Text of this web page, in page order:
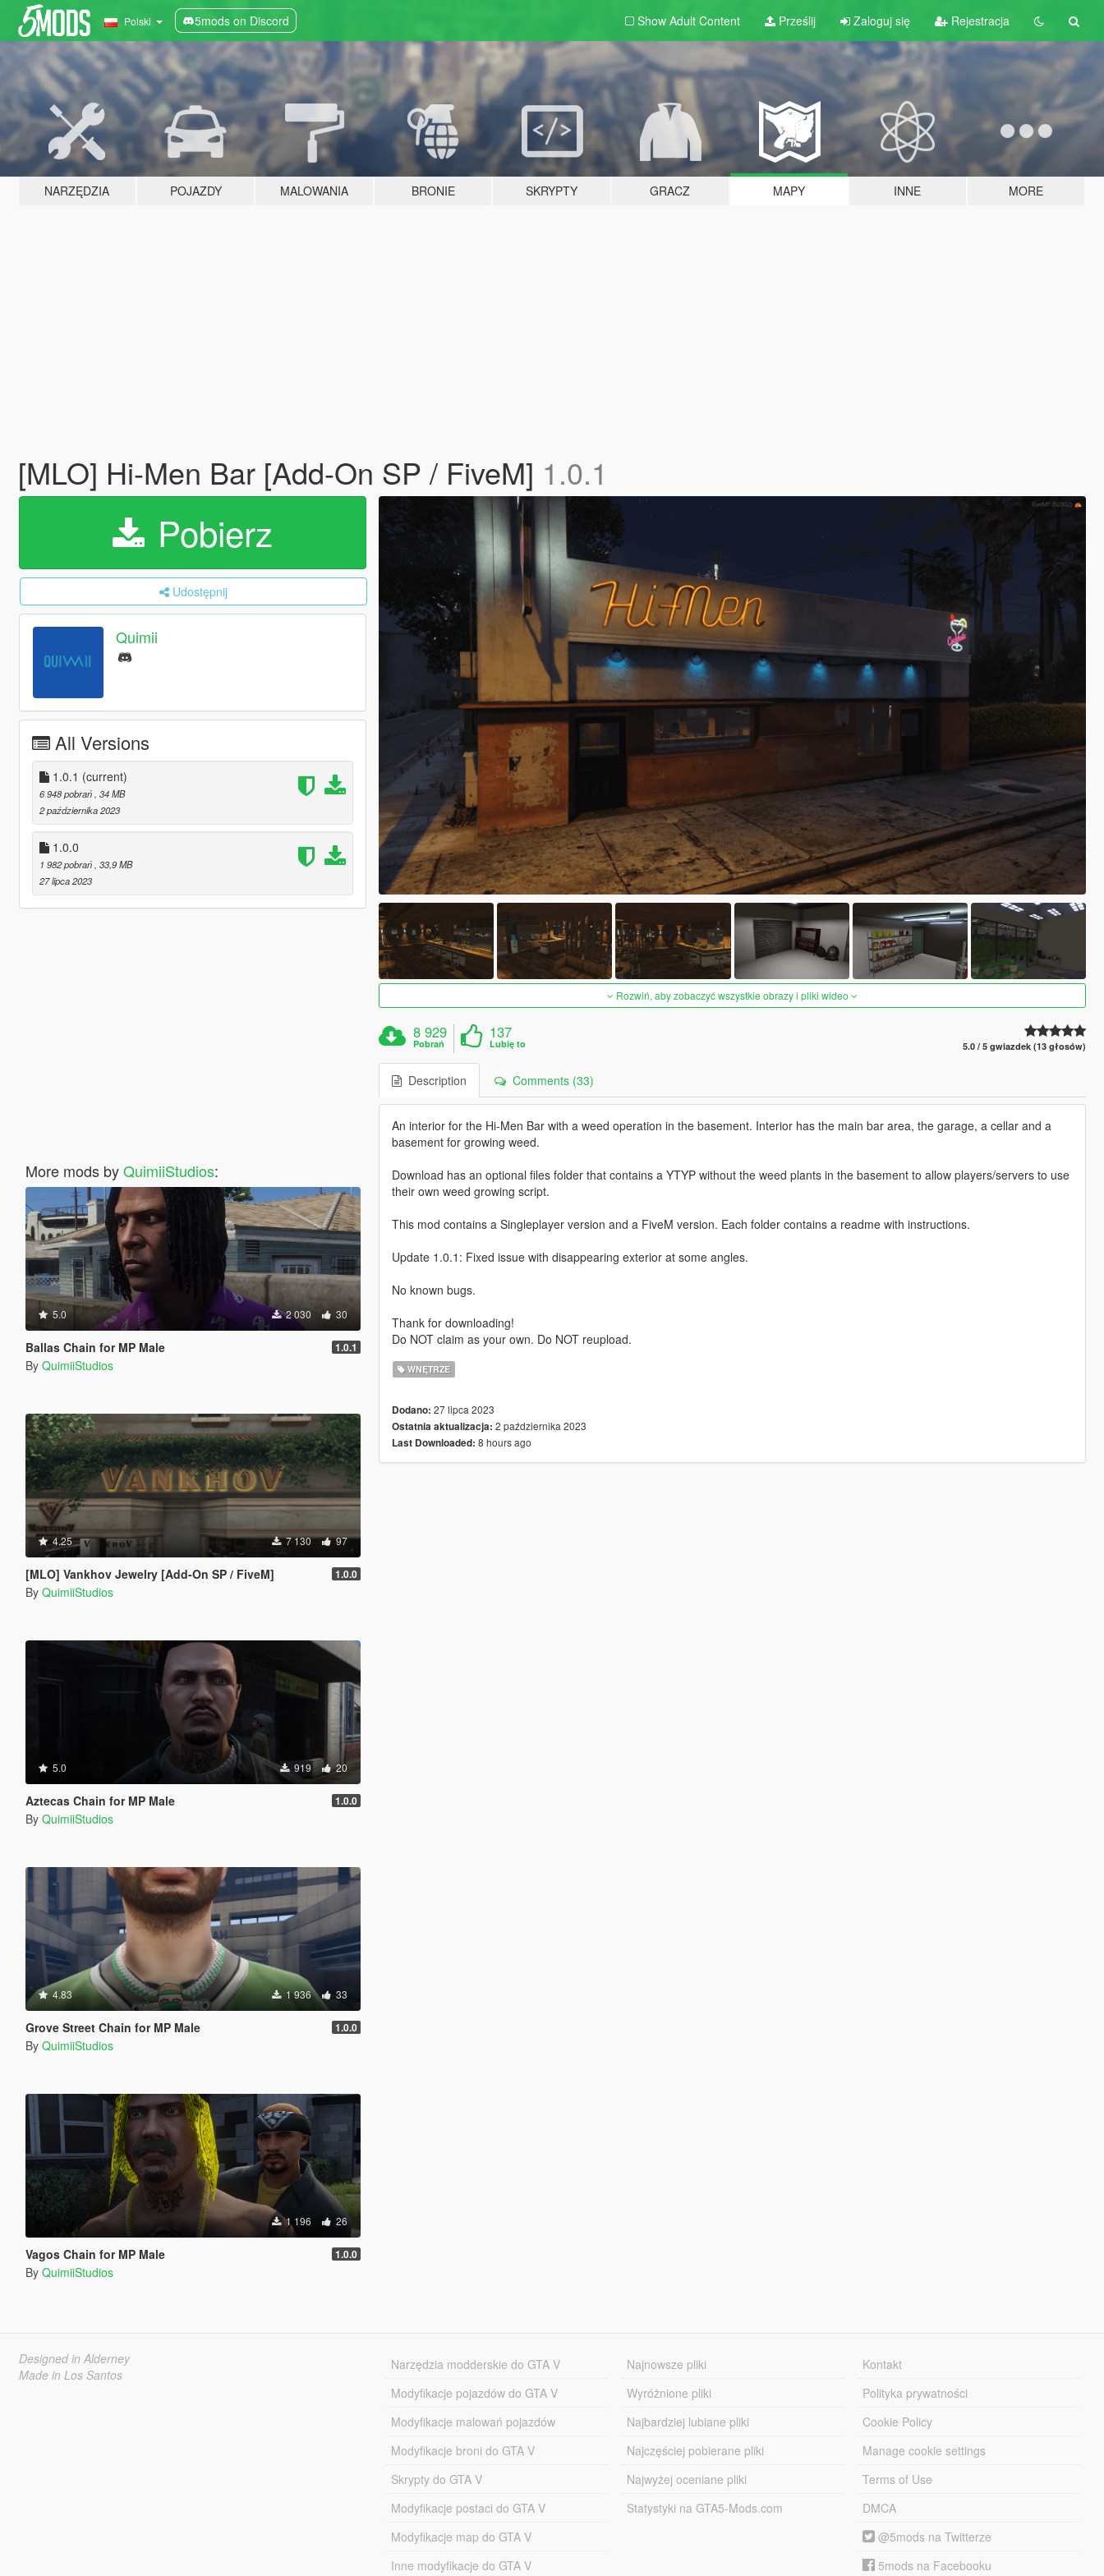
Polski 5mods on Discord Show Adult Content Prześlij Zaloguj się Rejestracja
NARZĘDZIA POJAZDY MALOWANIA BRONIE SKRYPTY GRACZ MAPY INNE MORE
[MLO] Hi-Men Bar [Add-On SP / FiveM] 1.0.1
Pobierz
Udostępnij
Quimii
All Versions
1.0.1 (current)
6 948 pobrań , 34 MB
2 października 2023
1.0.0
1 982 pobrań , 33,9 MB
27 lipca 2023
More mods byQuimiiStudios:
5.0 2 030 30
Ballas Chain for MP Male 1.0.1
By QuimiiStudios
4.25 7 130 97
[MLO] Vankhov Jewelry [Add-On SP / FiveM] 1.0.0
By QuimiiStudios
5.0 919 20
Aztecas Chain for MP Male 1.0.0
By QuimiiStudios
4.83 1 936 33
Grove Street Chain for MP Male 1.0.0
By QuimiiStudios
1 196 26
Vagos Chain for MP Male 1.0.0
By QuimiiStudios
Rozwiń, aby zobaczyć wszystkie obrazy i pliki wideo
8 929
Pobrań
137
Lubię to 5.0 / 5 gwiazdek (13 głosów)
Description Comments (33)
An interior for the Hi-Men Bar with a weed operation in the basement. Interior has the main bar area, the garage, a cellar and a
basement for growing weed.
Download has an optional files folder that contains a YTYP without the weed plants in the basement to allow players/servers to use
their own weed growing script.
This mod contains a Singleplayer version and a FiveM version. Each folder contains a readme with instructions.
Update 1.0.1: Fixed issue with disappearing exterior at some angles.
No known bugs.
Thank for downloading!
Do NOT claim as your own. Do NOT reupload.
WNĘTRZE
Dodano: 27 lipca 2023
Ostatnia aktualizacja: 2 października 2023
Last Downloaded: 8 hours ago
Designed in Alderney
Made in Los Santos
Narzędzia modderskie do GTA V
Modyfikacje pojazdów do GTA V
Modyfikacje malowań pojazdów
Modyfikacje broni do GTA V
Skrypty do GTA V
Modyfikacje postaci do GTA V
Modyfikacje map do GTA V
Inne modyfikacje do GTA V
Najnowsze pliki
Wyróżnione pliki
Najbardziej lubiane pliki
Najczęściej pobierane pliki
Najwyżej oceniane pliki
Statystyki na GTA5-Mods.com
Kontakt
Polityka prywatności
Cookie Policy
Manage cookie settings
Terms of Use
DMCA
@5mods na Twitterze
5mods na Facebooku